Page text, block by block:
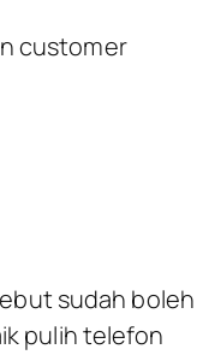
customer
sudah boleh
pulih telefon